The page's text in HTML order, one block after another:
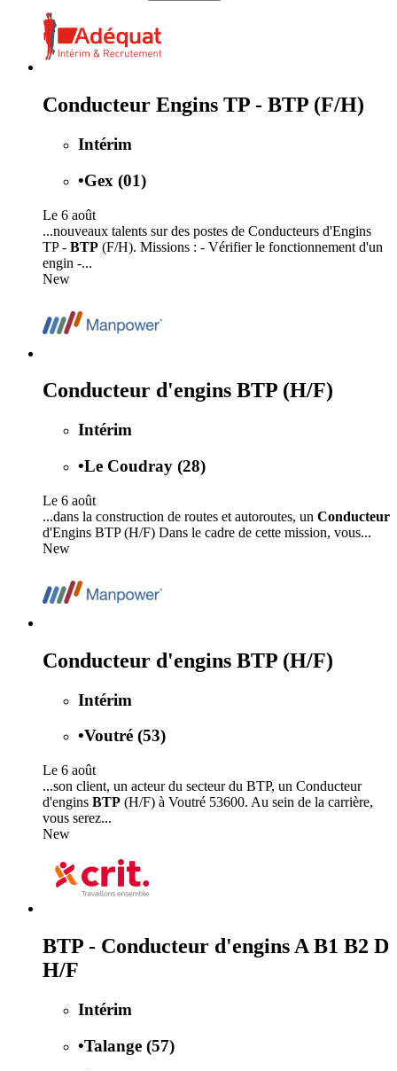
Conducteur Engins TP - BTP (F/H)
Intérim
•Gex (01)
Le 6 août
...nouveaux talents sur des postes de Conducteurs d'Engins
TP - BTP (F/H). Missions : - Vérifier le fonctionnement d'un
engin -...
New
Conducteur d'engins BTP (H/F)
Intérim
•Le Coudray (28)
Le 6 août
...dans la construction de routes et autoroutes, un Conducteur
d'Engins BTP (H/F) Dans le cadre de cette mission, vous...
New
Conducteur d'engins BTP (H/F)
Intérim
•Voutré (53)
Le 6 août
...son client, un acteur du secteur du BTP, un Conducteur
d'engins BTP (H/F) à Voutré 53600. Au sein de la carrière,
vous serez...
New
BTP - Conducteur d'engins A B1 B2 D
H/F
Intérim
•Talange (57)